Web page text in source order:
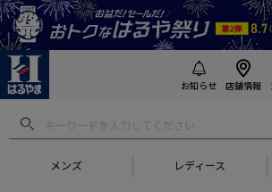
お知らせ 店舗情報
メンズ レディース